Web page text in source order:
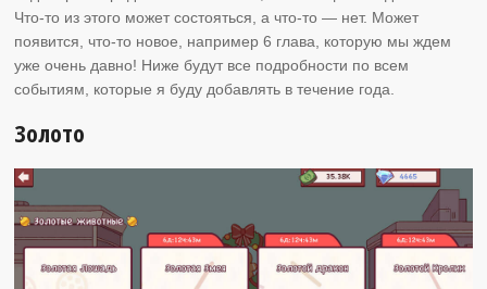
Что-то из этого может состояться, а что-то — нет. Может
появится, что-то новое, например 6 глава, которую мы ждем
уже очень давно! Ниже будут все подробности по всем
событиям, которые я буду добавлять в течение года.
Золото